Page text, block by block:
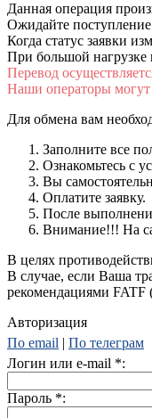
Данная операция
Ожидайте
Когда статус заявки
При большой нагрузке
Перевод
Наши операторы могут
Для обмена вам
Заполните все
Ознакомьтесь с
Вы
Оплатите
После
Внимание!!! На
В целях
В случае, если Ваша
рекомендациями FATF
Авторизация
По email | По телеграм
Логин или e-mail *:
Пароль *: